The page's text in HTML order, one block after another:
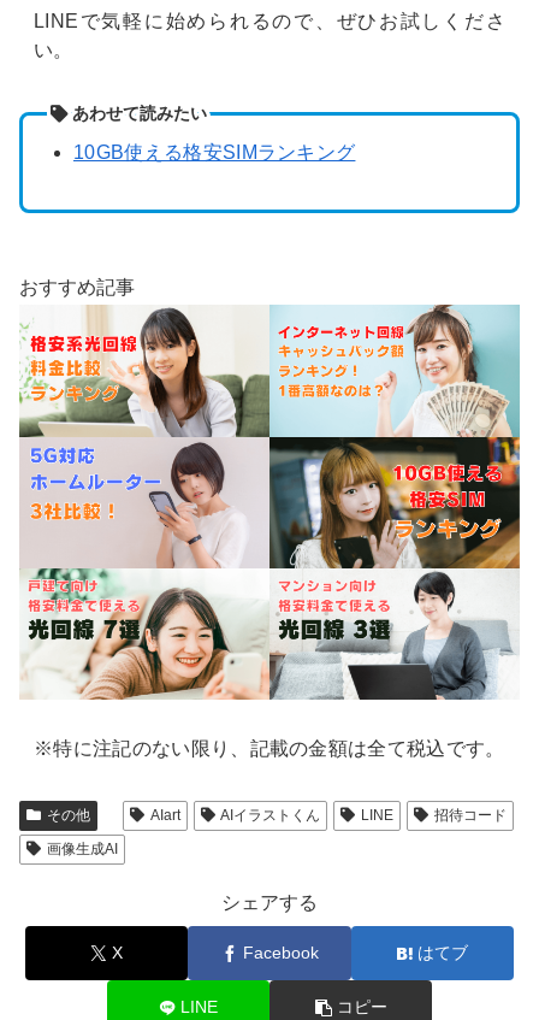
LINEで気軽に始められるので、ぜひお試しくださ
い。
あわせて読みたい
10GB使える格安SIMランキング
おすすめ記事
※特に注記のない限り、記載の金額は全て税込です。
その他 AIart AIイラストくん LINE
招待コード
画像生成AI
シェアする
X Facebook はてブ
LINE コピー